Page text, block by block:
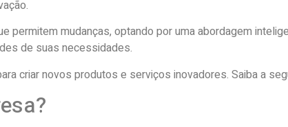
permitem mudanças, optando por uma abordagem
de suas necessidades.
criar novos produtos e serviços inovadores. Saiba a